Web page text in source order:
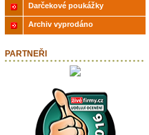
Darčekové poukážky
Archiv vyprodáno
PARTNEŘI